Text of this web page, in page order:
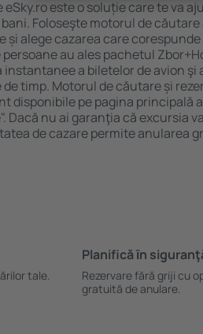
eSky.ro este o soluție care te va
Foloseşte motorul de căutare
și alege cazarea care corespunde
au ales pachetul
a biletelor de avion şi
timp. Motorul de căutare și
disponibile pe pagina principală a
Dacă nu ai garanţia că excursia
de cazare permite anularea
tale.
Planifică ȋn
Rezervare fără griji cu
gratuită de anulare.